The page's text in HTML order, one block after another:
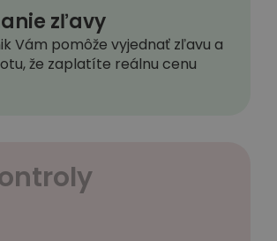
zľavy
Vám pomôže vyjednať zľavu a
že zaplatíte reálnu cenu